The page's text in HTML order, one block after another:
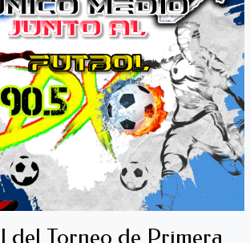
del Torneo de Primera